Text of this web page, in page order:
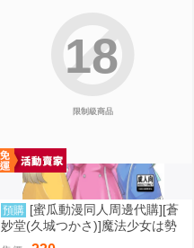
限制級商品
18
預購 [蜜瓜動漫同人周邊代購][蒼
妙堂(久城つかさ)]魔法少女は勢
い任せで夜通しレズセックスな